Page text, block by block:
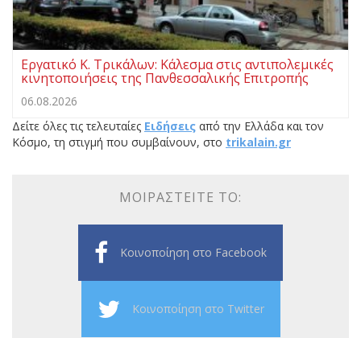
Εργατικό Κ. Τρικάλων: Κάλεσμα στις αντιπολεμικές
κινητοποιήσεις της Πανθεσσαλικής Επιτροπής
06.08.2026
Δείτε όλες τις τελευταίες Ειδήσεις από την Ελλάδα και τον
Κόσμο, τη στιγμή που συμβαίνουν, στο trikalain.gr
ΜΟΙΡΑΣΤΕΊΤΕ ΤΟ:
Κοινοποίηση στο Facebook
Κοινοποίηση στο Twitter